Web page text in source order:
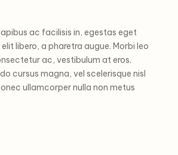
ac facilisis in, egestas eget
libero, a pharetra augue. Morbi leo
ac, vestibulum at eros.
cursus magna, vel scelerisque nisl
ullamcorper nulla non metus